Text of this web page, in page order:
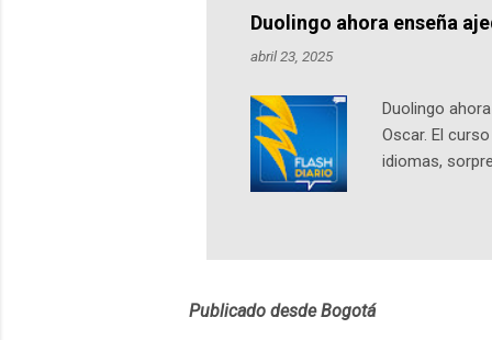
Notas del
pueden
Duolingo ahora enseña
abril 23, 2025
Duolingo
Oscar. El
idiomas,
estará
personajes
Publicado desde Bogotá